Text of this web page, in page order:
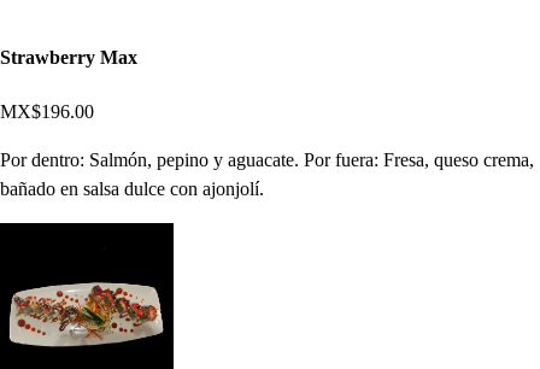
Strawberry Max
MX$196.00
Por dentro: Salmón, pepino y aguacate. Por fuera: Fresa, queso crema,
bañado en salsa dulce con ajonjolí.